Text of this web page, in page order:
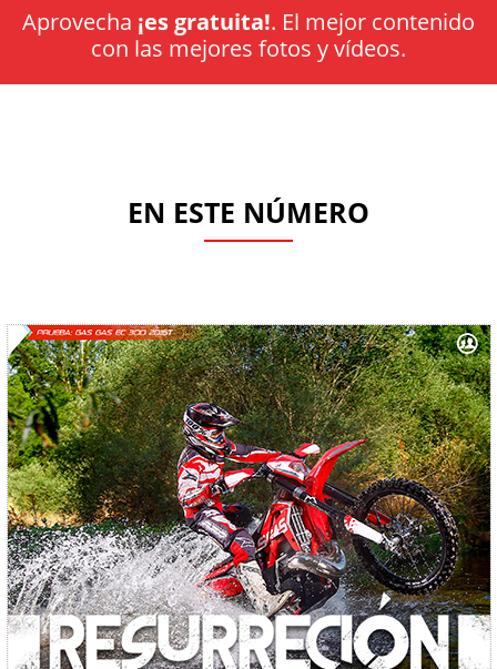
Aprovecha ¡es gratuita!. El mejor contenido
con las mejores fotos y vídeos.
EN ESTE NÚMERO